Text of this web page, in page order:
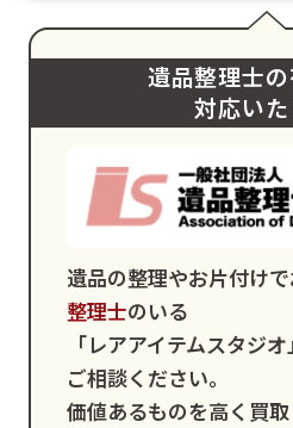
遺品整理士
対応い
遺品の整理やお片付けで
整理士のいる
「レアアイテムスタジオ
ご相談ください。
価値あるものを高く買取